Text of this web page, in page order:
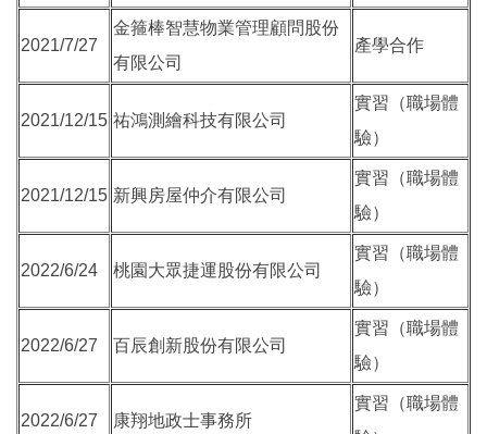
2021/7/27
金箍棒智慧物業管理顧問股份
有限公司
產學合作
2021/12/15 祐鴻測繪科技有限公司
實習（職場體
驗）
2021/12/15 新興房屋仲介有限公司
實習（職場體
驗）
2022/6/24 桃園大眾捷運股份有限公司
實習（職場體
驗）
2022/6/27 百辰創新股份有限公司
實習（職場體
驗）
2022/6/27 康翔地政士事務所
實習（職場體